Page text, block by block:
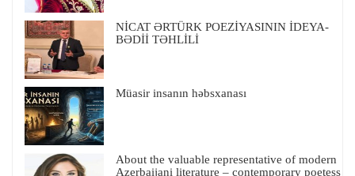
NİCAT ƏRTÜRK POEZİYASININ İDEYA-
BƏDİİ TƏHLİLİ
Müasir insanın həbsxanası
About the valuable representative of modern
Azerbaijani literature – contemporary poetess